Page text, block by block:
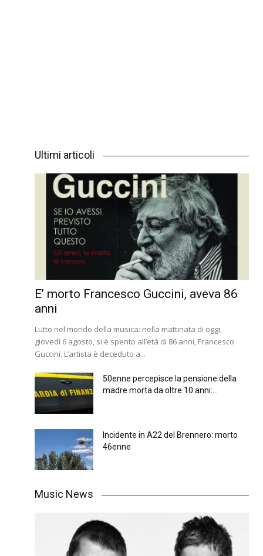
Ultimi articoli
E’ morto Francesco Guccini, aveva 86
anni
Lutto nel mondo della musica: nella mattinata di oggi,
giovedì 6 agosto, si è spento all’età di 86 anni, Francesco
Guccini. L’artista è deceduto a...
50enne percepisce la pensione della
madre morta da oltre 10 anni:...
Incidente in A22 del Brennero: morto
46enne
Music News